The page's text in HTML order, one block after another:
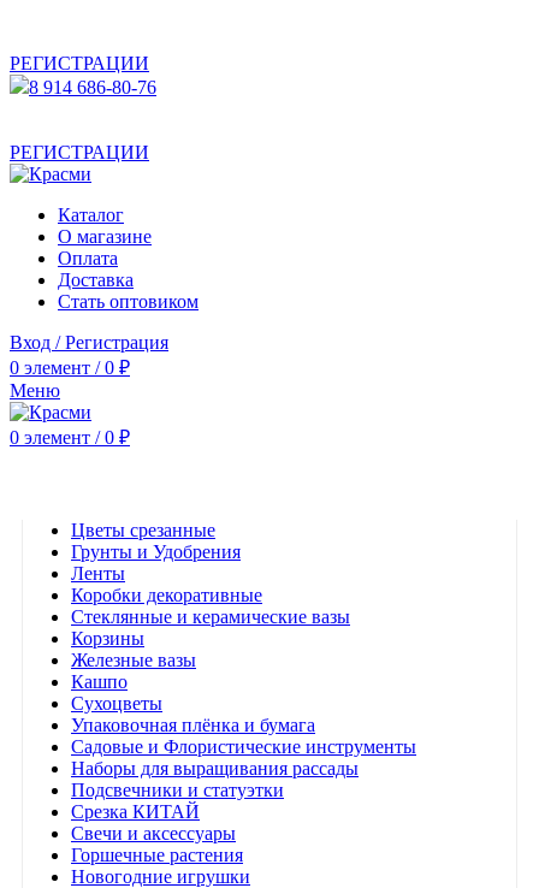
РЕГИСТРАЦИИ
8 914 686-80-76
РЕГИСТРАЦИИ
Каталог
О магазине
Оплата
Доставка
Стать оптовиком
Вход / Регистрация
0 элемент / 0 ₽
Меню
0 элемент / 0 ₽
Цветы срезанные
Грунты и Удобрения
Ленты
Коробки декоративные
Стеклянные и керамические вазы
Корзины
Железные вазы
Кашпо
Сухоцветы
Упаковочная плёнка и бумага
Садовые и Флористические инструменты
Наборы для выращивания рассады
Подсвечники и статуэтки
Срезка КИТАЙ
Свечи и аксессуары
Горшечные растения
Новогодние игрушки